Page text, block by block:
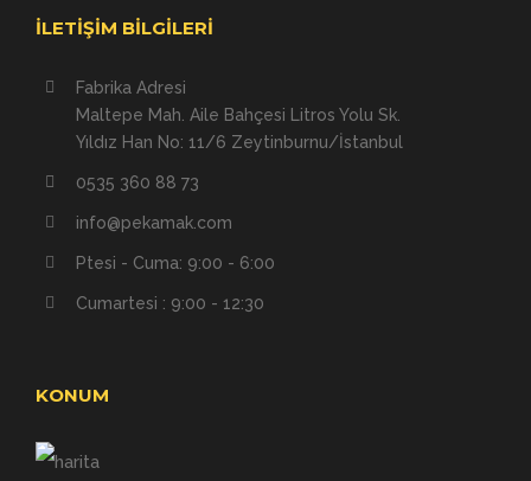
İLETIŞIM BILGILERI
Fabrika Adresi
Maltepe Mah. Aile Bahçesi Litros Yolu Sk.
Yıldız Han No: 11/6 Zeytinburnu/İstanbul
0535 360 88 73
info@pekamak.com
Ptesi - Cuma: 9:00 - 6:00
Cumartesi : 9:00 - 12:30
KONUM